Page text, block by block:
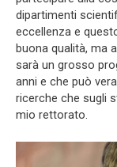
dipartimenti
eccellenza e
buona qualità, ma
sarà un grosso
anni e che può
ricerche che sugli
mio rettorato.